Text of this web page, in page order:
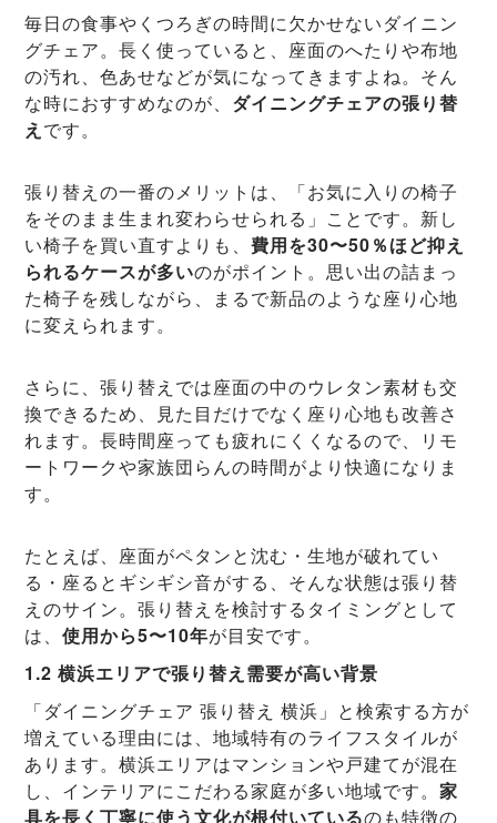
毎日の食事やくつろぎの時間に欠かせないダイニン
グチェア。長く使っていると、座面のへたりや布地
の汚れ、色あせなどが気になってきますよね。そん
な時におすすめなのが、 ダイニングチェアの張り替
え です。
張り替えの一番のメリットは、「お気に入りの椅子
をそのまま生まれ変わらせられる」ことです。新し
い椅子を買い直すよりも、費用を30〜50％ほど抑え
られるケースが多いのがポイント。思い出の詰まっ
た椅子を残しながら、まるで新品のような座り心地
に変えられます。
さらに、張り替えでは座面の中のウレタン素材も交
換できるため、見た目だけでなく座り心地も改善さ
れます。長時間座っても疲れにくくなるので、リモ
ートワークや家族団らんの時間がより快適になりま
す。
たとえば、座面がペタンと沈む・生地が破れてい
る・座るとギシギシ音がする、そんな状態は張り替
えのサイン。張り替えを検討するタイミングとして
は、使用から5〜10年が目安です。
1.2 横浜エリアで張り替え需要が高い背景
「ダイニングチェア 張り替え 横浜」と検索する方が
増えている理由には、地域特有のライフスタイルが
あります。横浜エリアはマンションや戸建てが混在
し、インテリアにこだわる家庭が多い地域です。家
具を長く丁寧に使う文化が根付いているのも特徴の